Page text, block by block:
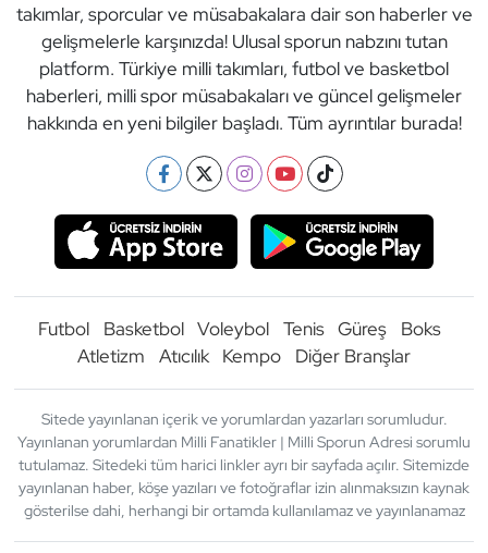
takımlar, sporcular ve müsabakalara dair son haberler ve
gelişmelerle karşınızda! Ulusal sporun nabzını tutan
platform. Türkiye milli takımları, futbol ve basketbol
haberleri, milli spor müsabakaları ve güncel gelişmeler
hakkında en yeni bilgiler başladı. Tüm ayrıntılar burada!
Futbol Basketbol Voleybol Tenis Güreş
Boks
Atletizm
Atıcılık Kempo Diğer Branşlar
Sitede yayınlanan içerik ve yorumlardan yazarları sorumludur.
Yayınlanan yorumlardan Milli Fanatikler | Milli Sporun Adresi sorumlu
tutulamaz. Sitedeki tüm harici linkler ayrı bir sayfada açılır. Sitemizde
yayınlanan haber, köşe yazıları ve fotoğraflar izin alınmaksızın kaynak
gösterilse dahi, herhangi bir ortamda kullanılamaz ve yayınlanamaz